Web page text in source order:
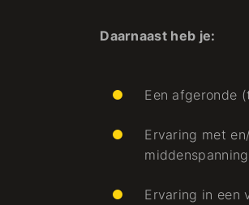
Daarnaast heb je:
Een afgeronde
Ervaring met
Ervaring in een